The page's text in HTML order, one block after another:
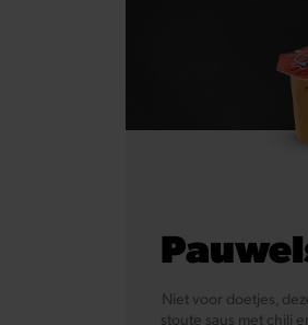
Niet voor doetjes,
stoute saus met chili